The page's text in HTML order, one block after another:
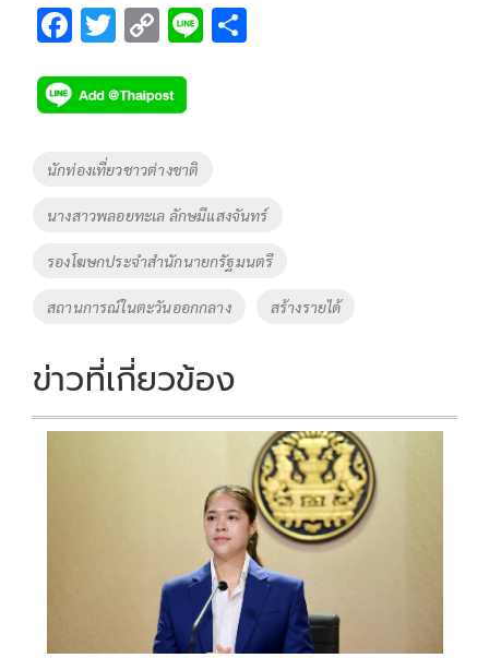
F
e
b
o
k
T
tt
er
C
p
y
Li
n
k
Li
Tags
นักท่องเที่ยวชาวต่างชาติ
นางสาวพลอยทะเล ลักษมีแสงจันทร์
รองโฆษกประจำสำนักนายกรัฐมนตรี
สถานการณ์ในตะวันออกกลาง สร้างรายได้
ข่าวที่เกี่ยวข้อง